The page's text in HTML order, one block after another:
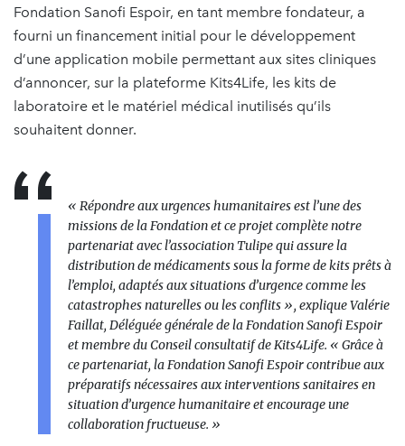
Fondation Sanofi Espoir, en tant membre fondateur, a
fourni un financement initial pour le développement
d’une application mobile permettant aux sites cliniques
d’annoncer, sur la plateforme Kits4Life, les kits de
laboratoire et le matériel médical inutilisés qu’ils
souhaitent donner.
« Répondre aux urgences humanitaires est l’une des
missions de la Fondation et ce projet complète notre
partenariat avec l’association Tulipe qui assure la
distribution de médicaments sous la forme de kits prêts à
l’emploi, adaptés aux situations d’urgence comme les
catastrophes naturelles ou les conflits », explique Valérie
Faillat, Déléguée générale de la Fondation Sanofi Espoir
et membre du Conseil consultatif de Kits4Life. « Grâce à
ce partenariat, la Fondation Sanofi Espoir contribue aux
préparatifs nécessaires aux interventions sanitaires en
situation d’urgence humanitaire et encourage une
collaboration fructueuse. »